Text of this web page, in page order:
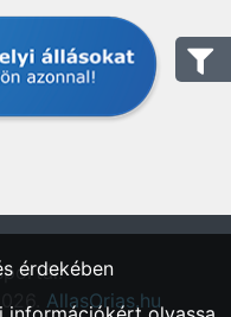
AllasOrias.hu
érdekében